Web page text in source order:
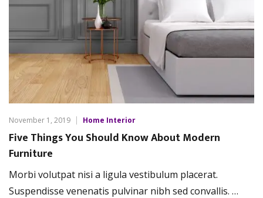
November 1, 2019 Home Interior
Five Things You Should Know About Modern
Furniture
Morbi volutpat nisi a ligula vestibulum placerat.
Suspendisse venenatis pulvinar nibh sed convallis. …